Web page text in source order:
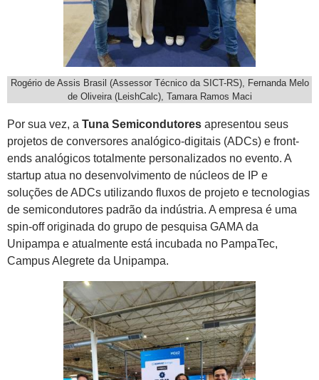
Rogério de Assis Brasil (Assessor Técnico da SICT-RS), Fernanda Melo
de Oliveira (LeishCalc), Tamara Ramos Maci
Por sua vez, a Tuna Semicondutores apresentou seus
projetos de conversores analógico-digitais (ADCs) e front-
ends analógicos totalmente personalizados no evento. A
startup atua no desenvolvimento de núcleos de IP e
soluções de ADCs utilizando fluxos de projeto e tecnologias
de semicondutores padrão da indústria. A empresa é uma
spin-off originada do grupo de pesquisa GAMA da
Unipampa e atualmente está incubada no PampaTec,
Campus Alegrete da Unipampa.